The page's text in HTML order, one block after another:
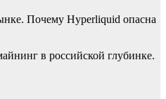
Почему Hyperliquid опасна
в российской глубинке.